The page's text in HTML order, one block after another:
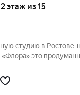
2 этаж из 15
студию в Ростове-
30 гектаров. Дом сдан,